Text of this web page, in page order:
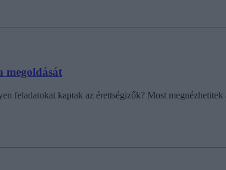
megoldását
feladatokat kaptak az érettségizők? Most